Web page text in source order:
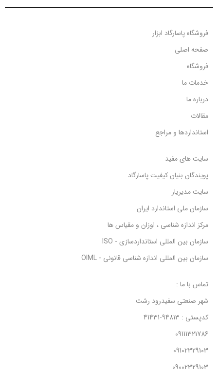
فروشگاه پاسارگاد ابزار
صفحه اصلی
فروشگاه
خدمات ما
درباره ما
مقالات
استانداردها و مراجع
سایت های مفید
پویندگان بنیان کیفیت پاسارگاد
سایت مدیریار
سازمان ملی استاندارد ایران
مرکز اندازه شناسی ، اوزان و مقیاس ها
سازمان بین المللی استانداردسازی - ISO
سازمان بین المللی اندازه شناسی قانونی - OIML
تماس با ما :
شهر صنعتی سفیدرود رشت
کدپستی : 94813-41431
09111321786
09102329103
09002329103